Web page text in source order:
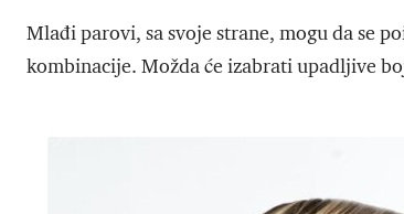
Mlađi parovi, sa svoje strane, mogu da se
kombinacije. Možda će izabrati upadljive